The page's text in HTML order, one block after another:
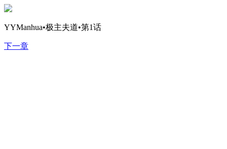
YYManhua•极主夫道•第1话
下一章